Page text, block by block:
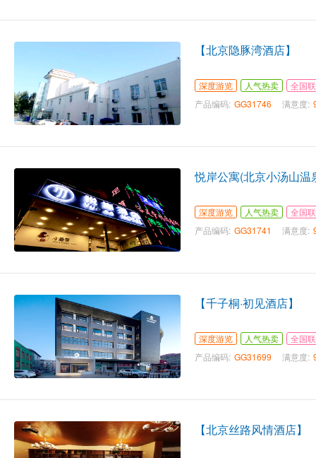
【北京隐豚湾酒店】
深度游览 人气热卖
全国
产品编码: GG31746 满意度:
悦岸公寓(北京小汤山温
深度游览 人气热卖
全国
产品编码: GG31741 满意度:
【千子桐·初见酒店】
深度游览 人气热卖
全国
产品编码: GG31699 满意度:
【北京丝路风情酒店】